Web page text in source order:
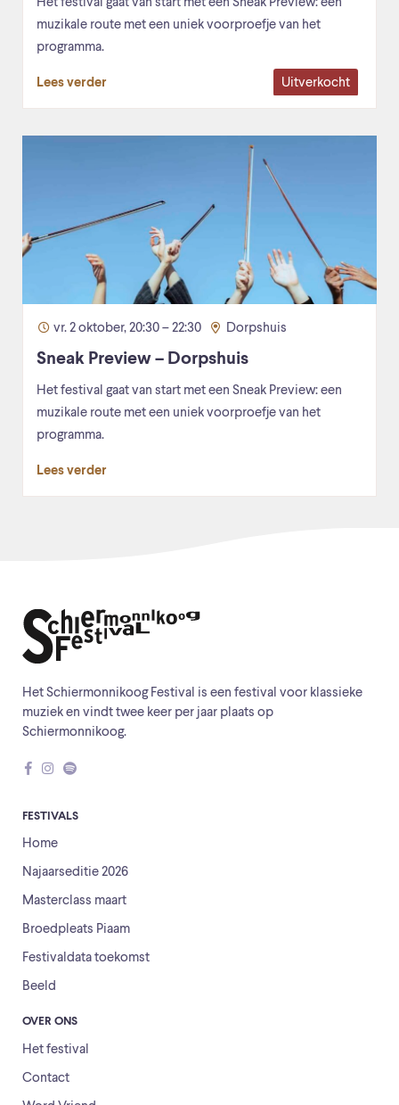
Het festival gaat van start met een Sneak Preview: een
muzikale route met een uniek voorproefje van het
programma.
Lees verder Uitverkocht
vr. 2 oktober, 20:30 – 22:30 Dorpshuis
Sneak Preview – Dorpshuis
Het festival gaat van start met een Sneak Preview: een
muzikale route met een uniek voorproefje van het
programma.
Lees verder
Het Schiermonnikoog Festival is een festival voor klassieke
muziek en vindt twee keer per jaar plaats op
Schiermonnikoog.
FESTIVALS
Home
Najaarseditie 2026
Masterclass maart
Broedpleats Piaam
Festivaldata toekomst
Beeld
OVER ONS
Het festival
Contact